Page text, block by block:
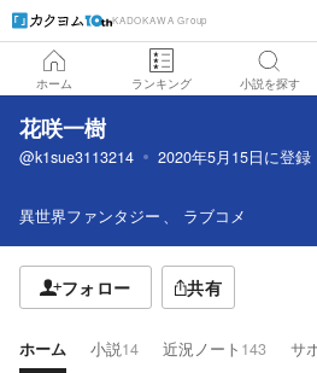
KADOKAWA Group
ホーム ランキング 小説を探す
花咲一樹
@k1sue3113214 2020年5月15日に登録
異世界ファンタジー ラブコメ
フォロー 共有
ホーム 小説14 近況ノート 143 サ